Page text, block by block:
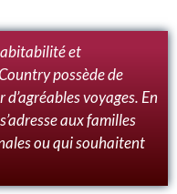
et
possède de
voyages. En
aux familles
ou qui souhaitent